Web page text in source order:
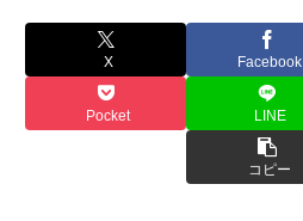
X Facebook
Pocket LINE
コピー